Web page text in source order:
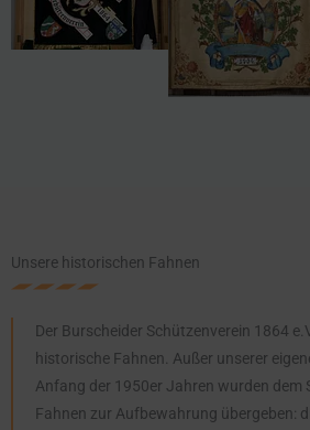
Unsere historischen Fahnen
Der Burscheider Schützenverein 1864
historische Fahnen. Außer unserer
Anfang der 1950er Jahren wurden dem
Fahnen zur Aufbewahrung übergeben: